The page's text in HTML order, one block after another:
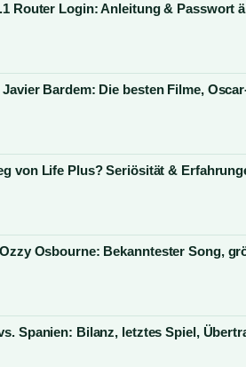
Router Login: Anleitung & Passwort
Bardem: Die besten Filme,
von Life Plus? Seriösität &
Osbourne: Bekanntester Song,
Spanien: Bilanz, letztes Spiel,